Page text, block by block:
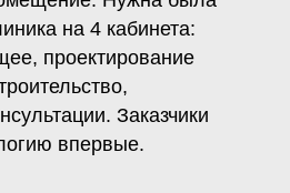
на 4 кабинета:
проектирование
Заказчики
впервые.